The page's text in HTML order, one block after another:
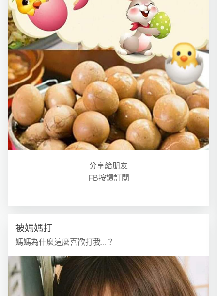
分享給朋友
FB按讚訂閱
被媽媽打
媽媽為什麼這麼喜歡打我...？